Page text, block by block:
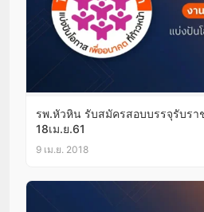
รพ.หัวหิน รับสมัครสอบบรรจุรับร
18เม.ย.61
9 เม.ย. 2018